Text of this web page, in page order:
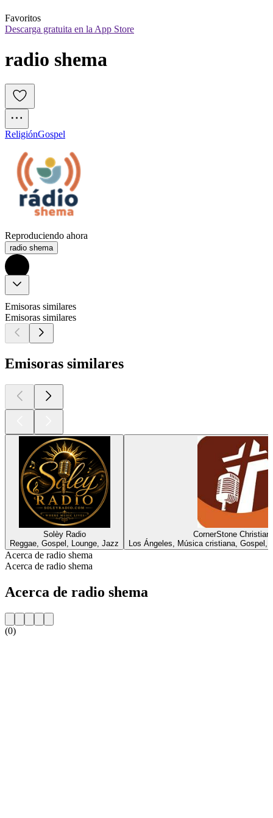
Favoritos
Descarga gratuita en la App Store
radio shema
ReligiónGospel
Reproduciendo ahora
radio shema
Emisoras similares
Emisoras similares
Emisoras similares
Solèy Radio
Reggae, Gospel, Lounge, Jazz
CornerStone Christian
Los Ángeles, Música cristiana, Gospel,
Acerca de radio shema
Acerca de radio shema
Acerca de radio shema
(0)